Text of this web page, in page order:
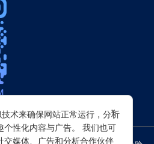
×
术来确保网站正常运行，分析
个性化内容与广告。 我们也可
交媒体、广告和分析合作伙伴